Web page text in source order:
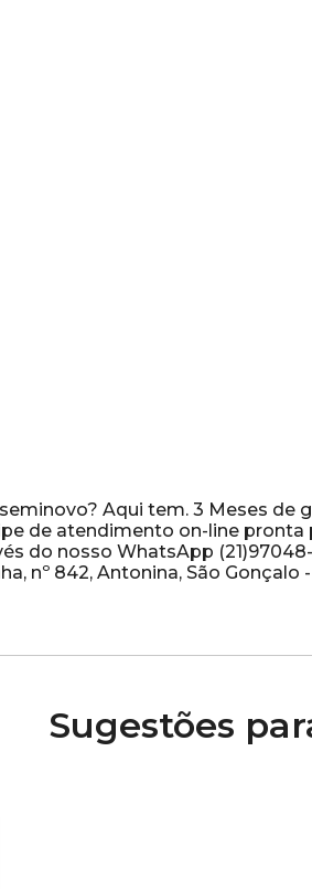
Aqui tem. 3 Meses de
de atendimento on-line pronta
do nosso WhatsApp
nº 842, Antonina, São Gonçalo
Sugestões